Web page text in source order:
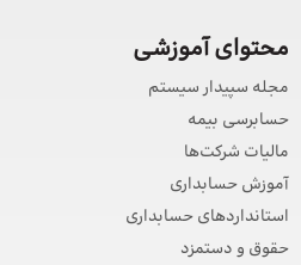
محتوای آموزشی
مجله سپیدار سیستم
حسابرسی بیمه
مالیات شرکت‌ها
آموزش حسابداری
استانداردهای حسابداری
حقوق و دستمزد